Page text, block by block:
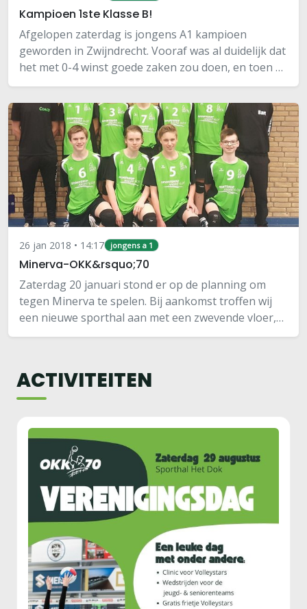
Kampioen 1ste Klasse B!
Afgelopen zaterdag is jongens A1 kampioen
geworden in Zwijndrecht. Vooraf was al duidelijk dat
het met 0-4 winst goede zaken zou doen, en toen de
uitslag van de directe concurrent Volley2B JA2 een
3-2 verlies bleek was het dan ook…
26 jan 2018 • 14:17 jongens a 1
Minerva-OKK&rsquo;70
Zaterdag 20 januari stond er op de planning om
tegen Minerva te spelen. Bij aankomst troffen wij
een nieuwe sporthal aan met een zwevende vloer,
wat wij niet gewend zijn. De ballen waren ook niet
ACTIVITEITEN